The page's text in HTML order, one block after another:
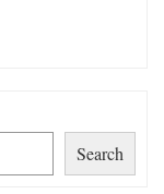
Search